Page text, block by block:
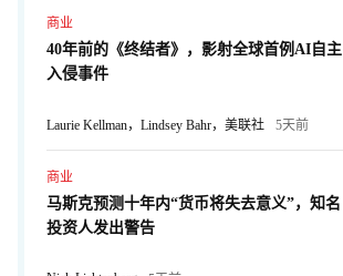
商业
40年前的《终结者》，影射全球首例AI自主
入侵事件
Laurie Kellman，Lindsey Bahr，美联社 5天前
商业
马斯克预测十年内“货币将失去意义”，知名
投资人发出警告